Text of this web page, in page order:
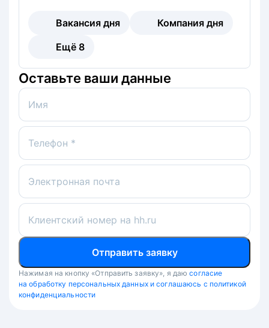
Вакансия дня
Компания дня
Ещё 8
Оставьте ваши данные
Имя
Телефон *
Электронная почта
Клиентский номер на hh.ru
Отправить заявку
Нажимая на кнопку «Отправить заявку», я даю согласие
на обработку персональных данных и соглашаюсь с политикой
конфиденциальности